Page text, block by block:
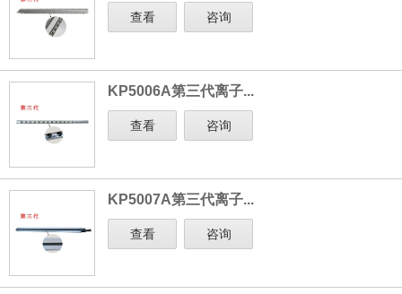
查看 咨询
KP5006A第三代离子...
查看 咨询
KP5007A第三代离子...
查看 咨询